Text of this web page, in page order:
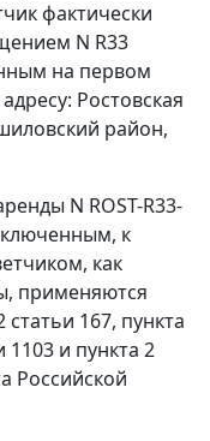
фактически
N R33
на первом
Ростовская
район,
N ROST-R33-
к
как
применяются
статьи 167, пункта
1103 и пункта 2
Российской